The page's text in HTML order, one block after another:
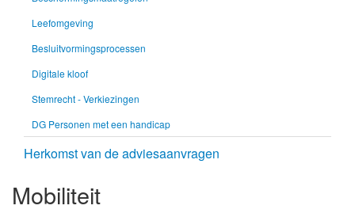
Leefomgeving
Besluitvormingsprocessen
Digitale kloof
Stemrecht - Verkiezingen
DG Personen met een handicap
Herkomst van de adviesaanvragen
Mobiliteit